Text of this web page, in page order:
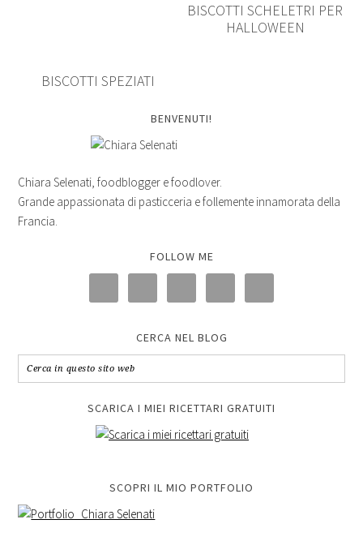
BISCOTTI SCHELETRI PER
HALLOWEEN
BISCOTTI SPEZIATI
BENVENUTI!
Chiara Selenati, foodblogger e foodlover.
Grande appassionata di pasticceria e follemente innamorata della
Francia.
FOLLOW ME
CERCA NEL BLOG
SCARICA I MIEI RICETTARI GRATUITI
SCOPRI IL MIO PORTFOLIO